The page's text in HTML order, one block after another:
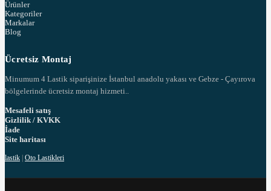
Ürünler
Kategoriler
Markalar
Blog
Ücretsiz Montaj
Minumum 4 Lastik siparişinize İstanbul anadolu yakası ve Gebze - Çayırova
bölgelerinde ücretsiz montaj hizmeti..
Mesafeli satış
Gizlilik / KVKK
İade
Site haritası
lastik Oto Lastikleri